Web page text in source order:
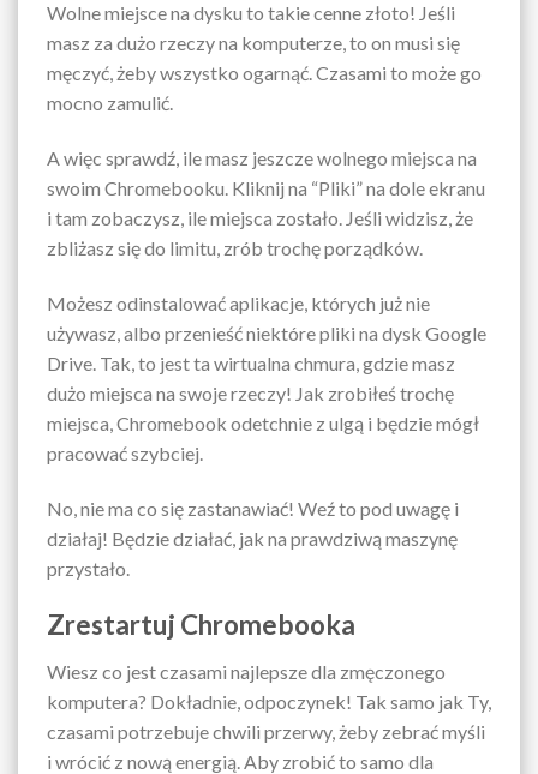
Wolne miejsce na dysku to takie cenne złoto! Jeśli
masz za dużo rzeczy na komputerze, to on musi się
męczyć, żeby wszystko ogarnąć. Czasami to może go
mocno zamulić.
A więc sprawdź, ile masz jeszcze wolnego miejsca na
swoim Chromebooku. Kliknij na “Pliki” na dole ekranu
i tam zobaczysz, ile miejsca zostało. Jeśli widzisz, że
zbliżasz się do limitu, zrób trochę porządków.
Możesz odinstalować aplikacje, których już nie
używasz, albo przenieść niektóre pliki na dysk Google
Drive. Tak, to jest ta wirtualna chmura, gdzie masz
dużo miejsca na swoje rzeczy! Jak zrobiłeś trochę
miejsca, Chromebook odetchnie z ulgą i będzie mógł
pracować szybciej.
No, nie ma co się zastanawiać! Weź to pod uwagę i
działaj! Będzie działać, jak na prawdziwą maszynę
przystało.
Zrestartuj Chromebooka
Wiesz co jest czasami najlepsze dla zmęczonego
komputera? Dokładnie, odpoczynek! Tak samo jak Ty,
czasami potrzebuje chwili przerwy, żeby zebrać myśli
i wrócić z nową energią. Aby zrobić to samo dla